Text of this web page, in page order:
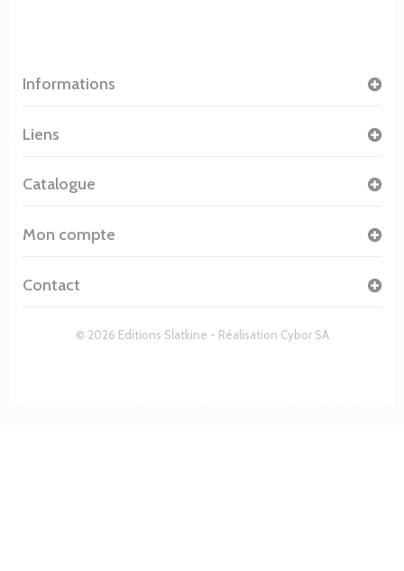
Informations
© 2026 Editions Slatkine - Réalisation Cybor SA
Liens
Catalogue
Mon compte
Contact